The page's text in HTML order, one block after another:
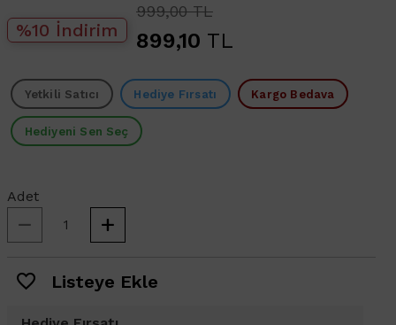
%10 İndirim
999,00 TL
899,10 TL
Yetkili Satıcı Hediye Fırsatı Kargo Bedava
Hediyeni Sen Seç
Adet
Listeye Ekle